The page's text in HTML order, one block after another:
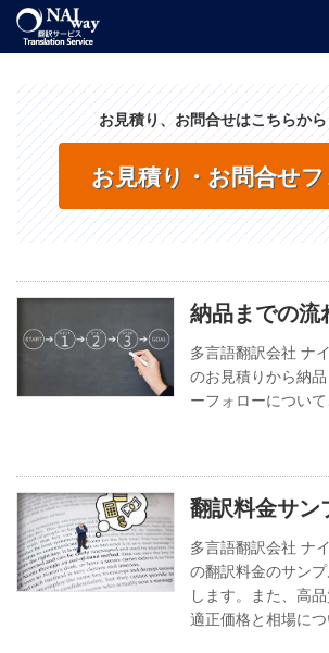
テ
ゲ
お見積り、お問合せはこちらか
お見積り・お問合せ
納品までの流
多言語翻訳会社 ナ
のお見積りから納
ーフォローについて
翻訳料金サン
多言語翻訳会社 ナ
の翻訳料金のサン
します。また、高
適正価格と相場につ